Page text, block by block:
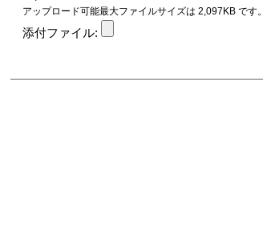
アップロード可能最大ファイルサイズは 2,097KB です。
添付ファイル: